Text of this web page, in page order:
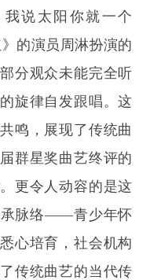
说太阳你就一个
的演员周淋扮演的
分观众未能完全听
旋律自发跟唱。这
鸣，展现了传统曲
群星奖曲艺终评的
更令人动容的是这
承脉络——青少年怀
心培育，社会机构
传统曲艺的当代传